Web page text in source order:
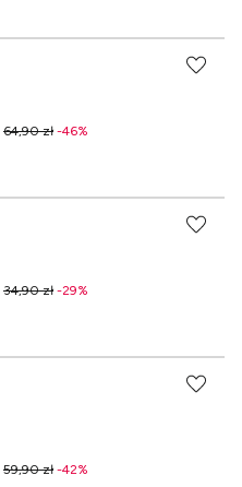
64,90 zł -46%
34,90 zł -29%
59,90 zł -42%